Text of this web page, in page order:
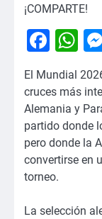
¡COMPARTE!
El Mundial
cruces más
Alemania y
partido donde
pero donde la
convertirse en
torneo.
La selección